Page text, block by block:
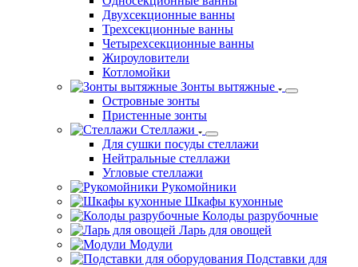
СофтБаланс
Сканеры
Кассовые боксы
Нейтральное оборудование
Односекционные ванны
Двухсекционные ванны
Трехсекционные ванны
Четырехсекционные ванны
Жироуловители
Котломойки
Зонты вытяжные
Островные зонты
Пристенные зонты
Стеллажи
Для сушки посуды стеллажи
Нейтральные стеллажи
Угловые стеллажи